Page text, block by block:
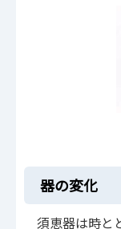
器の変化
須恵器は時と